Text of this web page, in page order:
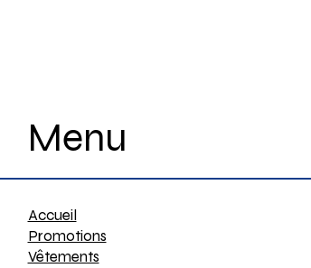
Menu
Accueil
Promotions
Vêtements